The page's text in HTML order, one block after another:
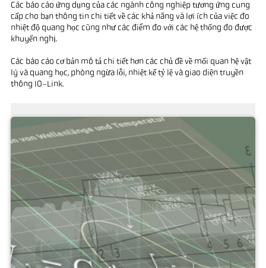
Các báo cáo ứng dụng của các ngành công nghiệp tương ứng cung
cấp cho bạn thông tin chi tiết về các khả năng và lợi ích của việc đo
nhiệt độ quang học cũng như các điểm đo với các hệ thống đo được
khuyến nghị.
Các báo cáo cơ bản mô tả chi tiết hơn các chủ đề về mối quan hệ vật
lý và quang học, phòng ngừa lỗi, nhiệt kế tỷ lệ và giao diện truyền
thông IO-Link.